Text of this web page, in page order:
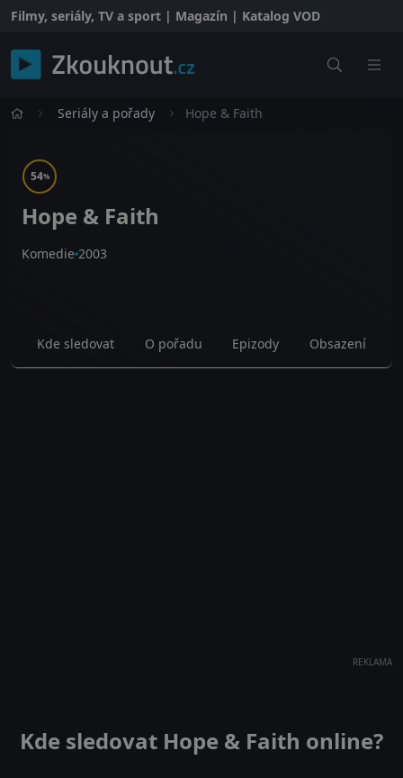
Filmy, seriály, TV a sport | Magazín | Katalog VOD
Seriály a pořady Hope & Faith
54%
Hope & Faith
Komedie 2003
Kde sledovat O pořadu Epizody Obsazení
REKLAMA
Kde sledovat Hope & Faith online?